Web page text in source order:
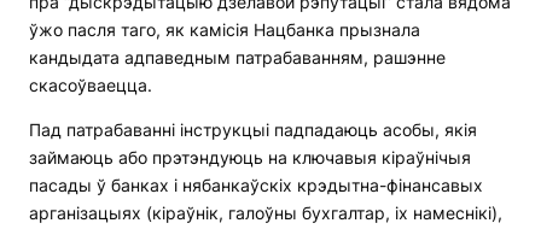
ўжо пасля таго, як камісія Нацбанка прызнала
кандыдата адпаведным патрабаванням, рашэнне
скасоўваецца.
Пад патрабаванні інструкцыі падпадаюць асобы, якія
займаюць або прэтэндуюць на ключавыя кіраўнічыя
пасады ў банках і нябанкаўскіх крэдытна-фінансавых
арганізацыях (кіраўнік, галоўны бухгалтар, іх намеснікі),